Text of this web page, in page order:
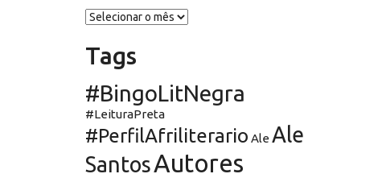
Arquivos
Tags
#BingoLitNegra
#LeituraPreta
#PerfilAfriliterario Ale Ale
SantosAutores